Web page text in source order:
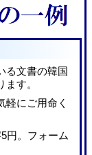
る文書の韓国
す。
軽にご用命く
円。フォーム